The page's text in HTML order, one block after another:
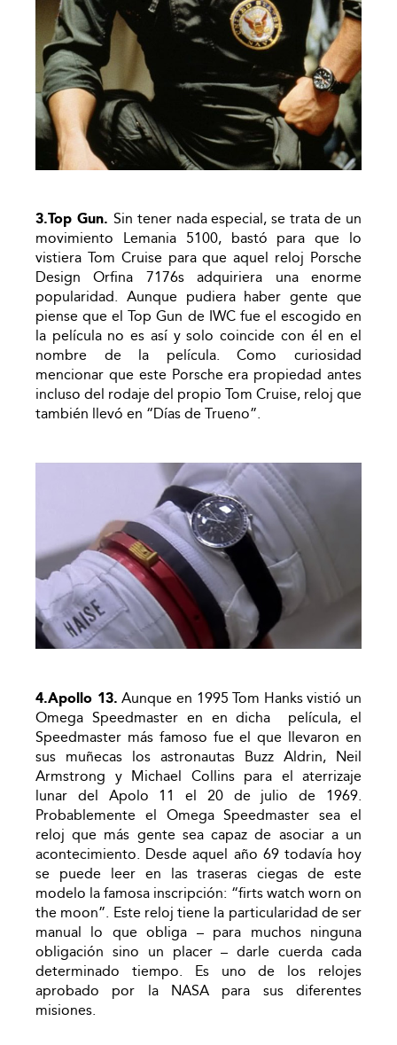
3.Top Gun. Sin tener nada especial, se trata de un
movimiento Lemania 5100, bastó para que lo
vistiera Tom Cruise para que aquel reloj Porsche
Design Orfina 7176s adquiriera una enorme
popularidad. Aunque pudiera haber gente que
piense que el Top Gun de IWC fue el escogido en
la película no es así y solo coincide con él en el
nombre de la película. Como curiosidad
mencionar que este Porsche era propiedad antes
incluso del rodaje del propio Tom Cruise, reloj que
también llevó en “Días de Trueno”.
4.Apollo 13. Aunque en 1995 Tom Hanks vistió un
Omega Speedmaster en en dicha película, el
Speedmaster más famoso fue el que llevaron en
sus muñecas los astronautas Buzz Aldrin, Neil
Armstrong y Michael Collins para el aterrizaje
lunar del Apolo 11 el 20 de julio de 1969.
Probablemente el Omega Speedmaster sea el
reloj que más gente sea capaz de asociar a un
acontecimiento. Desde aquel año 69 todavía hoy
se puede leer en las traseras ciegas de este
modelo la famosa inscripción: “firts watch worn on
the moon”. Este reloj tiene la particularidad de ser
manual lo que obliga – para muchos ninguna
obligación sino un placer – darle cuerda cada
determinado tiempo. Es uno de los relojes
aprobado por la NASA para sus diferentes
misiones.